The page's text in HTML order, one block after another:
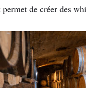
de créer des